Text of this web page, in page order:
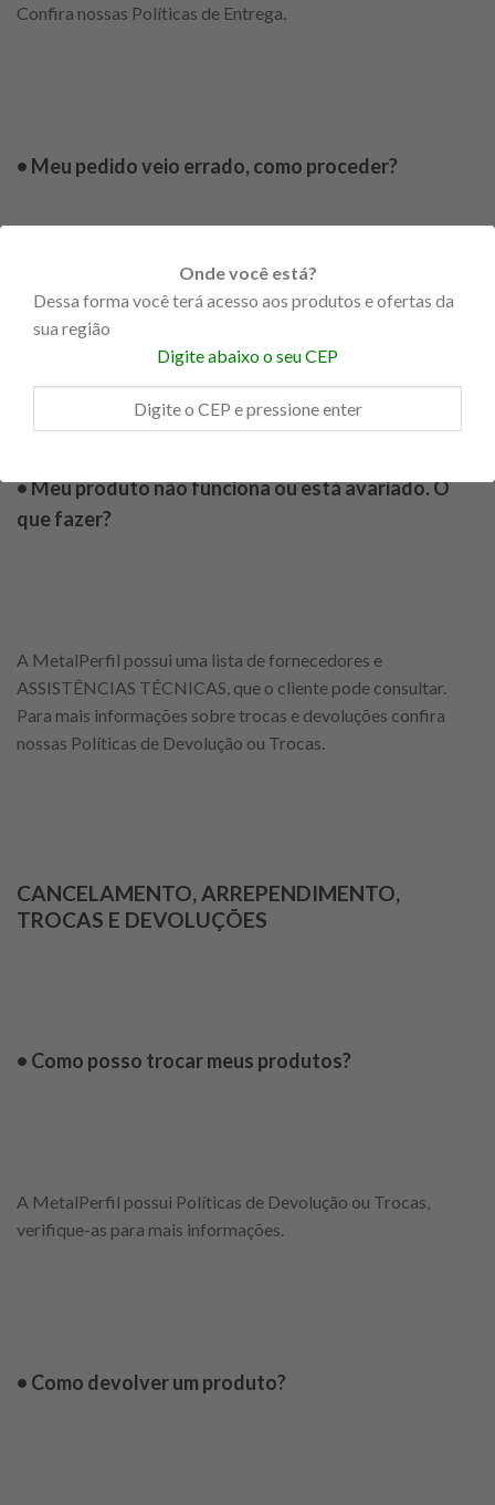
Confira nossas Políticas de Entrega.
• Meu pedido veio errado, como proceder?
A MetalPerfil possui Políticas de Devolução ou Trocas,
verifique-as para mais informações.
• Meu produto não funciona ou está avariado. O
que fazer?
A MetalPerfil possui uma lista de fornecedores e
ASSISTÊNCIAS TÉCNICAS, que o cliente pode consultar.
Para mais informações sobre trocas e devoluções confira
nossas Políticas de Devolução ou Trocas.
CANCELAMENTO, ARREPENDIMENTO,
TROCAS E DEVOLUÇÕES
• Como posso trocar meus produtos?
A MetalPerfil possui Políticas de Devolução ou Trocas,
verifique-as para mais informações.
• Como devolver um produto?
Onde você está?
Dessa forma você terá acesso aos produtos e ofertas da
sua região
Digite abaixo o seu CEP